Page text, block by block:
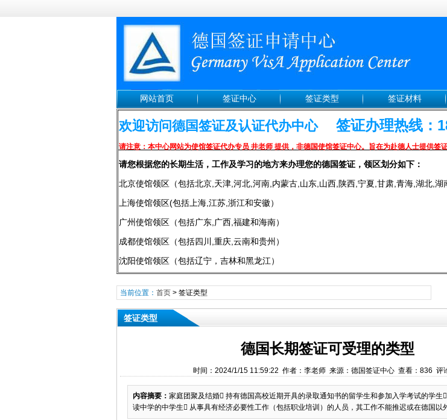
网站首页 签证中心 签证类型 签证材料
欢迎访问德国签证及认证代办中心 签证办理热线：
请注意：本中心网站为使馆签证代办专员 井老师 提供，非德国使馆签证中心。旨在为赴德人士提供签
请您根据您的长期生活，工作及学习的地方来办理您的德国签证，领区划分如下：
北京使馆领区（包括北京,天津,河北,河南,内蒙古,山东,山西,陕西,宁夏,甘肃,青海,湖北,湖
上海使馆领区(包括上海,江苏,浙江和安徽）
广州使馆领区（包括广东,广西,福建和海南）
成都使馆领区（包括四川,重庆,云南和贵州）
沈阳使馆领区（包括辽宁，吉林和黑龙江）
当前位置： 首页> 签证类型
签证类型
德国长期签证可受理的类型
时间：2024/1/15 11:59:22 作者：李老师 来源：德国签证中心 查看：836 评
内容摘要： 家庭团聚及结婚 持有德国高校近期开具的录取通知书的留学生和参加入学考试的学生
读中学的中学生 从事具有经济必要性工作（包括职业培训）的人员，其工作不能推迟或在德国以